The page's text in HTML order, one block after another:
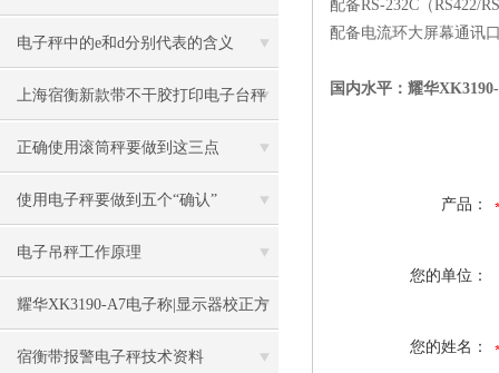
电子秤中的e和d分别代表的含义
上海宿衡新款带不干胶打印电子台秤
特色
正确使用滚筒秤要做到这三点
使用电子秤要做到五个“确认”
电子吊秤工作原理
耀华XK3190-A7电子称|显示器校正方
法
宿衡带报警电子秤技术资料
配备RS-232C（RS422/
配备电流环大屏幕通讯
国内水平：耀华
产品：
您的单位：
您的姓名：